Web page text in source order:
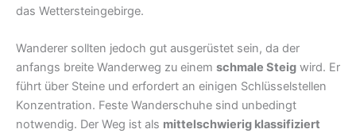
das Wettersteingebirge.
Wanderer sollten jedoch gut ausgerüstet sein, da der
anfangs breite Wanderweg zu einem schmale Steig wird. Er
führt über Steine und erfordert an einigen Schlüsselstellen
Konzentration. Feste Wanderschuhe sind unbedingt
notwendig. Der Weg ist als mittelschwierig klassifiziert